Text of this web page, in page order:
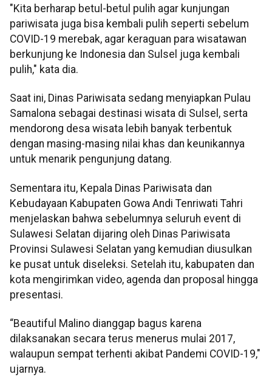
"Kita berharap betul-betul pulih agar kunjungan
pariwisata juga bisa kembali pulih seperti sebelum
COVID-19 merebak, agar keraguan para wisatawan
berkunjung ke Indonesia dan Sulsel juga kembali
pulih," kata dia.
Saat ini, Dinas Pariwisata sedang menyiapkan Pulau
Samalona sebagai destinasi wisata di Sulsel, serta
mendorong desa wisata lebih banyak terbentuk
dengan masing-masing nilai khas dan keunikannya
untuk menarik pengunjung datang.
Sementara itu, Kepala Dinas Pariwisata dan
Kebudayaan Kabupaten Gowa Andi Tenriwati Tahri
menjelaskan bahwa sebelumnya seluruh event di
Sulawesi Selatan dijaring oleh Dinas Pariwisata
Provinsi Sulawesi Selatan yang kemudian diusulkan
ke pusat untuk diseleksi. Setelah itu, kabupaten dan
kota mengirimkan video, agenda dan proposal hingga
presentasi.
“Beautiful Malino dianggap bagus karena
dilaksanakan secara terus menerus mulai 2017,
walaupun sempat terhenti akibat Pandemi COVID-19,"
ujarnya.